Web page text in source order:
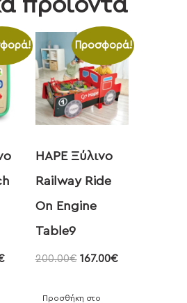
προϊόντα
Προσφορά!
HAPE Ξύλινο
Railway Ride
On Engine
Table9
200.00€ 167.00€
Προσθήκη στο